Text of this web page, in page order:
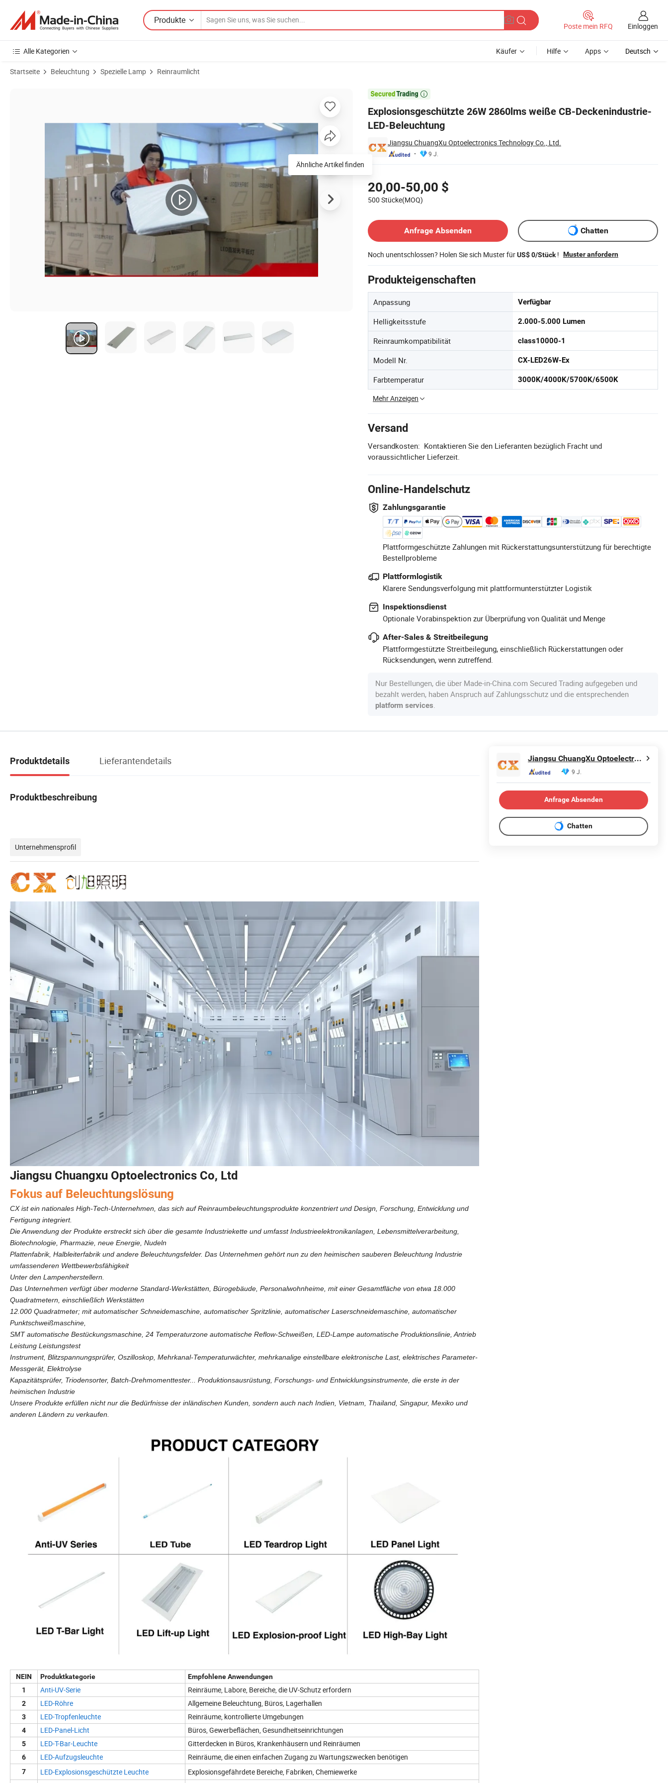
Produkte
Poste mein RFQ Einloggen
Alle Kategorien Käufer Hilfe Apps Deutsch
Startseite Beleuchtung Spezielle Lamp Reinraumlicht

Explosionsgeschützte 26W 2860lms weiße CB-Deckenindustrie-
LED-Beleuchtung
Jiangsu ChuangXu Optoelectronics Technology Co., Ltd.
9 J.
20,00-50,00 $
500 Stücke(MOQ)
Anfrage Absenden
Chatten
Noch unentschlossen? Holen Sie sich Muster fürUS$ 0/Stück ! Muster anfordern
Produkteigenschaften
Anpassung Verfügbar
Helligkeitsstufe 2.000-5.000 Lumen
Reinraumkompatibilität class10000-1
Modell Nr. CX-LED26W-Ex
Farbtemperatur 3000K/4000K/5700K/6500K
Mehr Anzeigen
Versand
Versandkosten: Kontaktieren Sie den Lieferanten bezüglich Fracht und
voraussichtlicher Lieferzeit.
Online-Handelschutz
Zahlungsgarantie
Plattformgeschützte Zahlungen mit Rückerstattungsunterstützung für berechtigte
Bestellprobleme
Plattformlogistik
Klarere Sendungsverfolgung mit plattformunterstützter Logistik
Inspektionsdienst
Optionale Vorabinspektion zur Überprüfung von Qualität und Menge
After-Sales & Streitbeilegung
Plattformgestützte Streitbeilegung, einschließlich Rückerstattungen oder
Rücksendungen, wenn zutreffend.
Nur Bestellungen, die über Made-in-China.com Secured Trading aufgegeben und
bezahlt werden, haben Anspruch auf Zahlungsschutz und die entsprechenden
platform services
Ähnliche Artikel finden
Produktdetails Lieferantendetails
Produktbeschreibung
Unternehmensprofil
Jiangsu Chuangxu Optoelectronics Co, Ltd
Fokus auf Beleuchtungslösung
CX ist ein nationales High-Tech-Unternehmen, das sich auf Reinraumbeleuchtungsprodukte konzentriert und Design, Forschung, Entwicklung und
Fertigung integriert.
Die Anwendung der Produkte erstreckt sich über die gesamte Industriekette und umfasst Industrieelektronikanlagen, Lebensmittelverarbeitung,
Biotechnologie, Pharmazie, neue Energie, Nudeln
Plattenfabrik, Halbleiterfabrik und andere Beleuchtungsfelder. Das Unternehmen gehört nun zu den heimischen sauberen Beleuchtung Industrie
umfassenderen Wettbewerbsfähigkeit
Unter den Lampenherstellern.
Das Unternehmen verfügt über moderne Standard-Werkstätten, Bürogebäude, Personalwohnheime, mit einer Gesamtfläche von etwa 18.000
Quadratmetern, einschließlich Werkstätten
12.000 Quadratmeter; mit automatischer Schneidemaschine, automatischer Spritzlinie, automatischer Laserschneidemaschine, automatischer
Punktschweißmaschine,
SMT automatische Bestückungsmaschine, 24 Temperaturzone automatische Reflow-Schweißen, LED-Lampe automatische Produktionslinie, Antrieb
Leistung Leistungstest
Instrument, Blitzspannungsprüfer, Oszilloskop, Mehrkanal-Temperaturwächter, mehrkanalige einstellbare elektronische Last, elektrisches Parameter-
Messgerät, Elektrolyse
Kapazitätsprüfer, Triodensorter, Batch-Drehmomenttester... Produktionsausrüstung, Forschungs- und Entwicklungsinstrumente, die erste in der
heimischen Industrie
Unsere Produkte erfüllen nicht nur die Bedürfnisse der inländischen Kunden, sondern auch nach Indien, Vietnam, Thailand, Singapur, Mexiko und
anderen Ländern zu verkaufen.
NEIN Produktkategorie
Empfohlene Anwendungen
1
Anti-UV-Serie Reinräume, Labore, Bereiche, die UV-Schutz erfordern
2 LED-Röhre Allgemeine Beleuchtung, Büros, Lagerhallen
3 LED-Tropfenleuchte Reinräume, kontrollierte Umgebungen
4 LED-Panel-Licht Büros, Gewerbeflächen, Gesundheitseinrichtungen
5 LED-T-Bar-Leuchte Gitterdecken in Büros, Krankenhäusern und Reinräumen
6 LED-Aufzugsleuchte Reinräume, die einen einfachen Zugang zu Wartungszwecken benötigen
7 LED-Explosionsgeschützte Leuchte Explosionsgefährdete Bereiche, Fabriken, Chemiewerke
Jiangsu ChuangXu Optoelectronics Technology Co., Ltd.
9 J.
Anfrage Absenden
Chatten